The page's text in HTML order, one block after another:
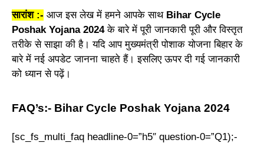
सारांश :- आज इस लेख में हमने आपके साथ Bihar Cycle
Poshak Yojana 2024के बारे में पूरी जानकारी पूरी और विस्तृत
तरीके से साझा की है। यदि आप मुख्यमंत्री पोशाक योजना बिहार के
बारे में नई अपडेट जानना चाहते हैं। इसलिए ऊपर दी गई जानकारी
को ध्यान से पढ़ें।
FAQ’s:- Bihar Cycle Poshak Yojana 2024
[sc_fs_multi_faq headline-0=”h5″ question-0=”Q1);-